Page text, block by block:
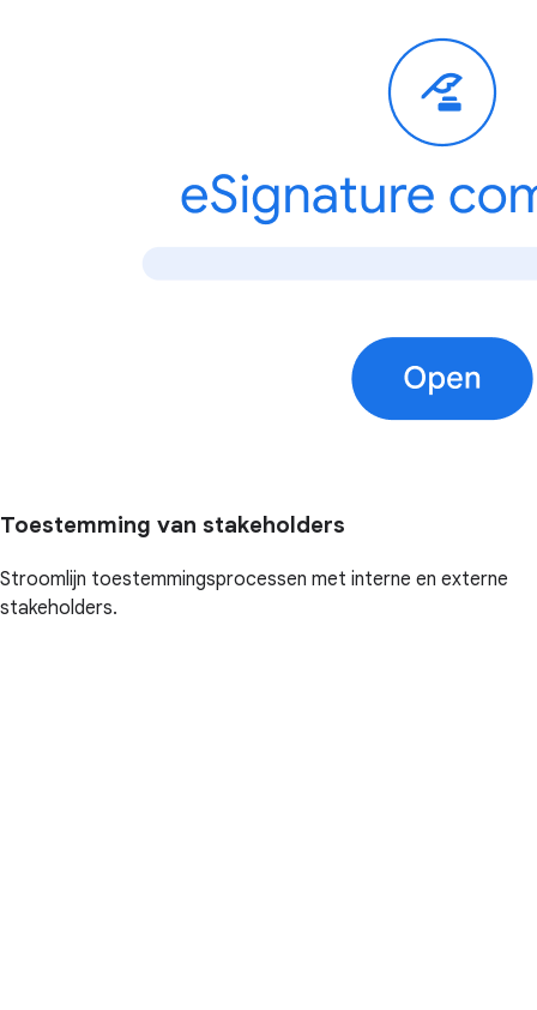
Toestemming van stakeholders
Stroomlijn toestemmingsprocessen met interne en externe
stakeholders.